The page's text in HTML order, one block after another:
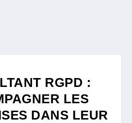
RGPD :
LES
DANS LEUR